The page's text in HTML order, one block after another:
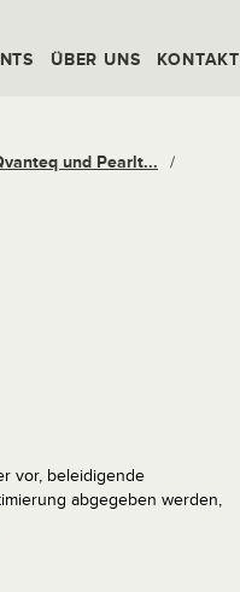
ÜBER UNS KONTAKT
und Pearlt... /
vor, beleidigende
abgegeben werden,